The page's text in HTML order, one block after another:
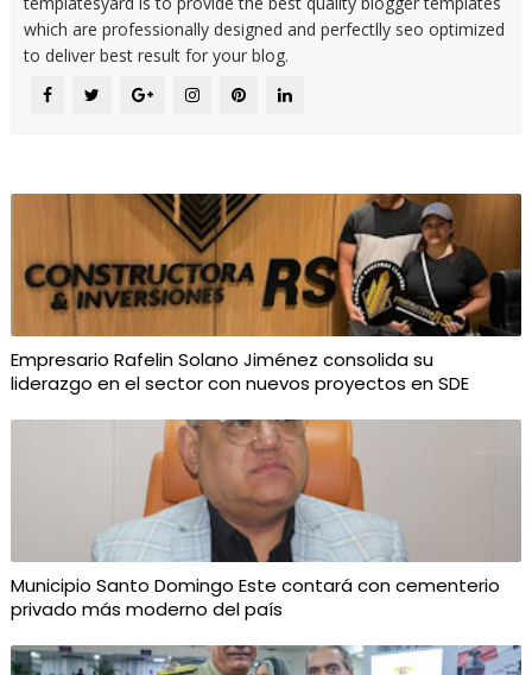
which are professionally designed and perfectlly seo optimized
to deliver best result for your blog.
Empresario Rafelin Solano Jiménez consolida su
liderazgo en el sector con nuevos proyectos en SDE
Municipio Santo Domingo Este contará con cementerio
privado más moderno del país